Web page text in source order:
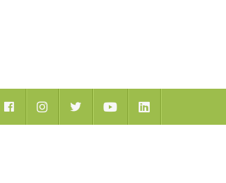
Facebook YoutubeLinkedIn